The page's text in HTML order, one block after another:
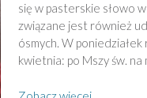
się w pasterskie słowo
związane jest również
ósmych. W
kwietnia: po Mszy św.